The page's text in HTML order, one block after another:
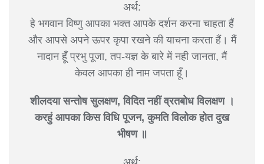
अर्थ:
हे भगवान विष्णु आपका भक्त आपके दर्शन करना चाहता हैं
और आपसे अपने ऊपर कृपा रखने की याचना करता हैं। मैं
नादान हूँ प्रभु पूजा, तप-यज्ञ के बारे में नही जानता, मैं
केवल आपका ही नाम जपता हूँ।
शीलदया सन्तोष सुलक्षण, विदित नहीं व्रतबोध विलक्षण ।
करहुं आपका किस विधि पूजन, कुमति विलोक होत दुख
भीषण ॥